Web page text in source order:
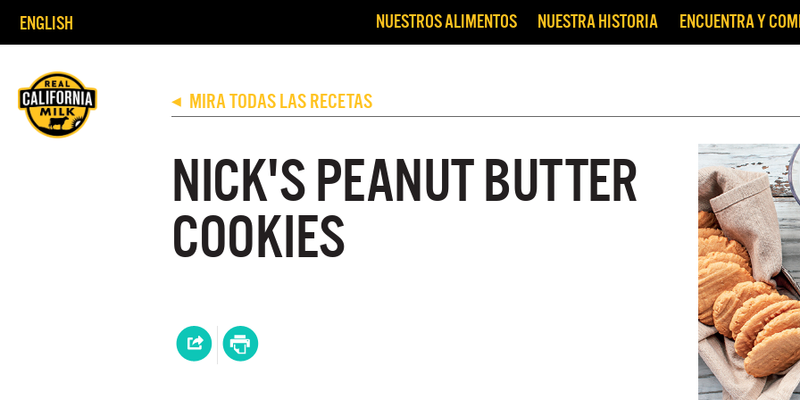
ENGLISH NUESTROS ALIMENTOS NUESTRA HISTORIA ENCUENTRA Y
◀ MIRA TODAS LAS RECETAS
NICK'S PEANUT BUTTER
COOKIES